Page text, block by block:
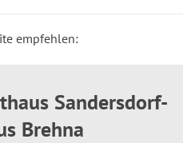
empfehlen:
Sandersdorf-
Brehna